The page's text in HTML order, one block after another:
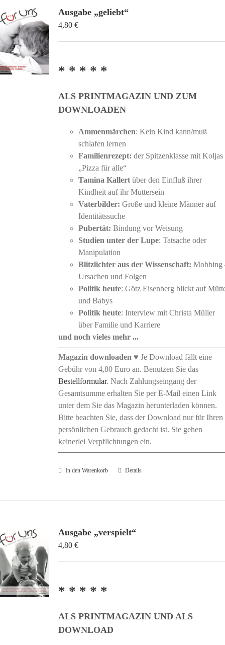
Ausgabe „geliebt“
4,80€
* * * * *
ALS PRINTMAGAZIN UND ZUM
DOWNLOADEN
Ammenmärchen: Kein Kind kann/muß
schlafen lernen
Familienrezept:der Spitzenklasse mit Koljas
„Pizza für alle“
Tamina Kallert über den Einfluß ihrer
Kindheit auf ihr Muttersein
Vaterbilder:Große und kleine Männer auf
Identitätssuche
Pubertät:Bindung vor Weisung
Studien unter der Lupe: Tatsache oder
Manipulation
Blitzlichter aus der Wissenschaft: Mobbing
Ursachen und Folgen
Politik heute: Götz Eisenberg blickt auf
und Babys
Politik heute: Interview mit Christa Müller
über Familie und Karriere
und noch vieles mehr ...
Magazin downloaden ♥ Je Download fällt eine
Gebühr von 4,80 Euro an. Benutzen Sie das
Bestellformular. Nach Zahlungseingang der
Gesamtsumme erhalten Sie per E-Mail einen Link
unter dem Sie das Magazin herunterladen können.
Bitte beachten Sie, dass der Download nur für Ihren
persönlichen Gebrauch gedacht ist. Sie gehen
keinerlei Verpflichtungen ein.
In den Warenkorb Details
Ausgabe „verspielt“
4,80€
* * * * *
ALS PRINTMAGAZIN UND ALS
DOWNLOAD